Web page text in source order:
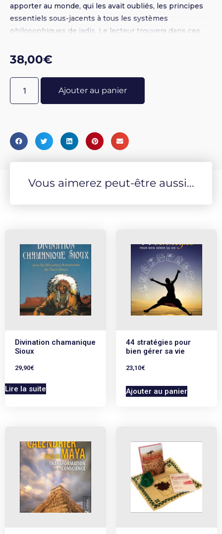
apporter au monde, qui les avait oubliés, les principes
essentiels sous-jacents à tous les systèmes
philosophiques de jadis. Le lecteur trouvera dans ces
Kabbale, l'Alchimie, les mondes invisibles, la
Cosmogonie ésotérique, la constitution occulte de
l'homme, les fondements de l'Astrologie, etc.
38,00€
Ajouter au panier
Vous aimerez peut-être aussi...
Divination chamanique
Sioux
29,90€
Lire la suite
44 stratégies pour
bien gérer sa vie
23,10€
Ajouter au panier